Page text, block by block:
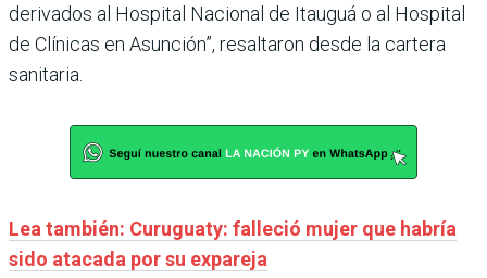
derivados al Hospital Nacional de Itauguá o al Hospital
de Clínicas en Asunción”, resaltaron desde la cartera
sanitaria.
Lea también: Curuguaty: falleció mujer que habría
sido atacada por su expareja